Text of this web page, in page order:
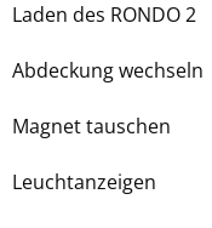
Laden des RONDO 2
Abdeckung wechseln
Magnet tauschen
Leuchtanzeigen